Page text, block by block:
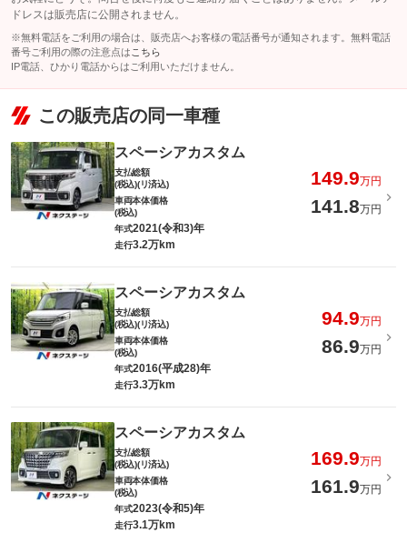
ドレスは販売店に公開されません。
※無料電話をご利用の場合は、販売店へお客様の電話番号が通知されます。無料電話
番号ご利用の際の注意点は こちら
IP電話、ひかり電話からはご利用いただけません。
この販売店の同一車種
スペーシアカスタム
支払総額
(税込)(リ済込)
149.9万円
車両本体価格
(税込)
141.8万円
年式2021(令和3)年
走行3.2万km
スペーシアカスタム
支払総額
(税込)(リ済込)
94.9万円
車両本体価格
(税込)
86.9万円
年式2016(平成28)年
走行3.3万km
スペーシアカスタム
支払総額
(税込)(リ済込)
169.9万円
車両本体価格
(税込)
161.9万円
年式2023(令和5)年
走行3.1万km